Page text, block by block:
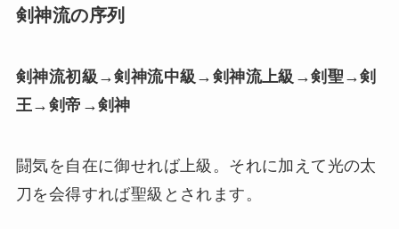
剣神流の序列
剣神流初級→剣神流中級→剣神流上級→剣聖→剣
王→剣帝→剣神
闘気を自在に御せれば上級。それに加えて光の太
刀を会得すれば聖級とされます。